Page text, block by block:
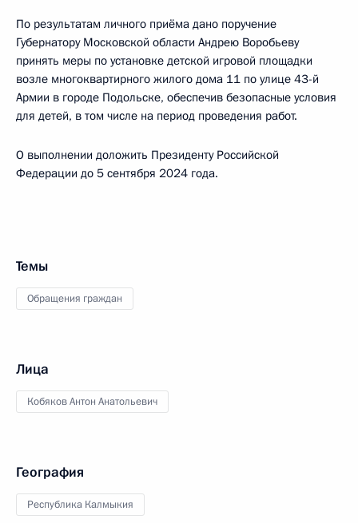
По результатам личного приёма дано поручение
Губернатору Московской области Андрею Воробьеву
принять меры по установке детской игровой площадки
возле многоквартирного жилого дома 11 по улице 43-й
Армии в городе Подольске, обеспечив безопасные условия
для детей, в том числе на период проведения работ.
О выполнении доложить Президенту Российской
Федерации до 5 сентября 2024 года.
Темы
Обращения граждан
Лица
Кобяков Антон Анатольевич
География
Республика Калмыкия